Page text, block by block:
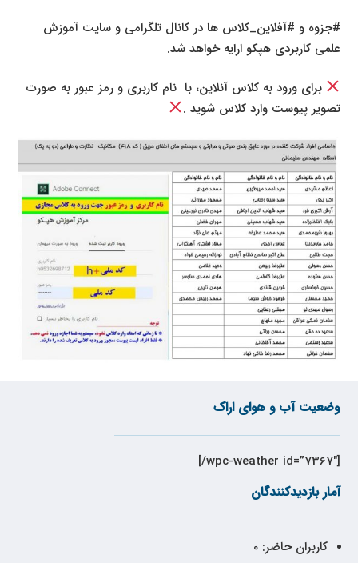
#جزوه و #آفلاین_کلاس ها در کانال تلگرامی و سایت آموزش
علمی کاربردی هپکو ارایه خواهد شد.
برای ورود به کلاس آنلاین، با نام کاربری و رمز عبور به صورت
تصویر پیوست وارد کلاس شوید .
وضعیت آب و هوای اراک
[wpc-weather id=”7367″/]
آمار بازدیدکنندگان
کاربران حاضر:0